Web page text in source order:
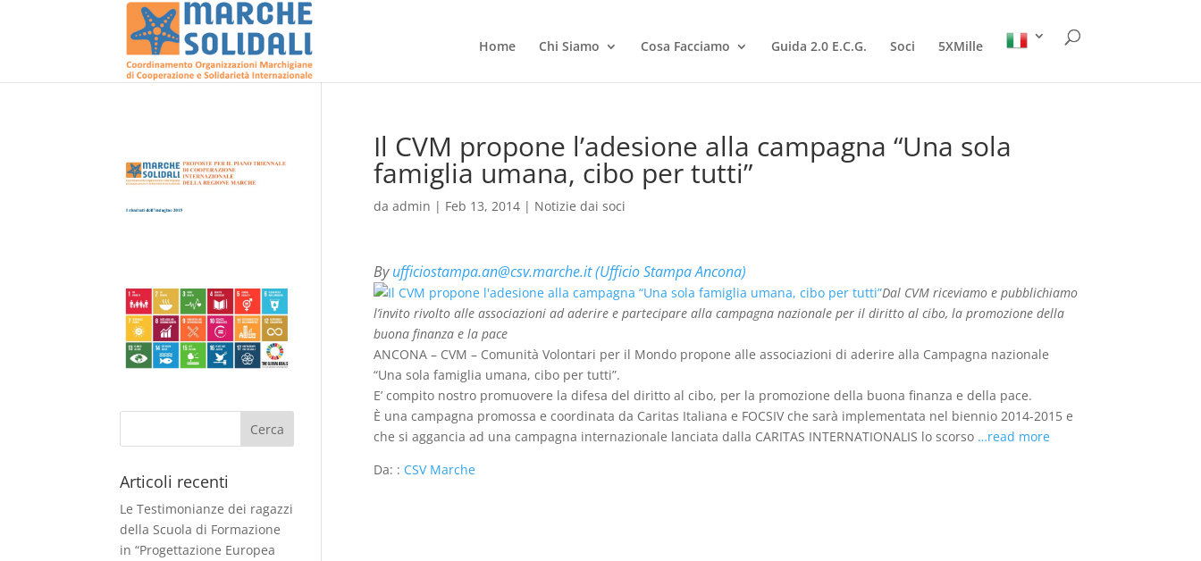
Home Chi Siamo Cosa Facciamo Guida 2.0 E.C.G. Soci 5XMille
Il CVM propone l’adesione alla campagna “Una sola
famiglia umana, cibo per tutti”
da admin | Feb 13, 2014| Notizie dai soci
Byufficiostampa.an@csv.marche.it (Ufficio Stampa Ancona)
Dal CVM riceviamo e pubblichiamo
l’invito rivolto alle associazioni ad aderire e partecipare alla campagna nazionale per il diritto al cibo, la promozione della
buona finanza e la pace
ANCONA – CVM – Comunità Volontari per il Mondo propone alle associazioni di aderire alla Campagna nazionale
“Una sola famiglia umana, cibo per tutti”.
E’ compito nostro promuovere la difesa del diritto al cibo, per la promozione della buona finanza e della pace.
È una campagna promossa e coordinata da Caritas Italiana e FOCSIV che sarà implementata nel biennio 2014-2015 e
che si aggancia ad una campagna internazionale lanciata dalla CARITAS INTERNATIONALIS lo scorso …read more
Da: : CSV Marche
Articoli recenti
Le Testimonianze dei ragazzi
della Scuola di Formazione
in “Progettazione Europea